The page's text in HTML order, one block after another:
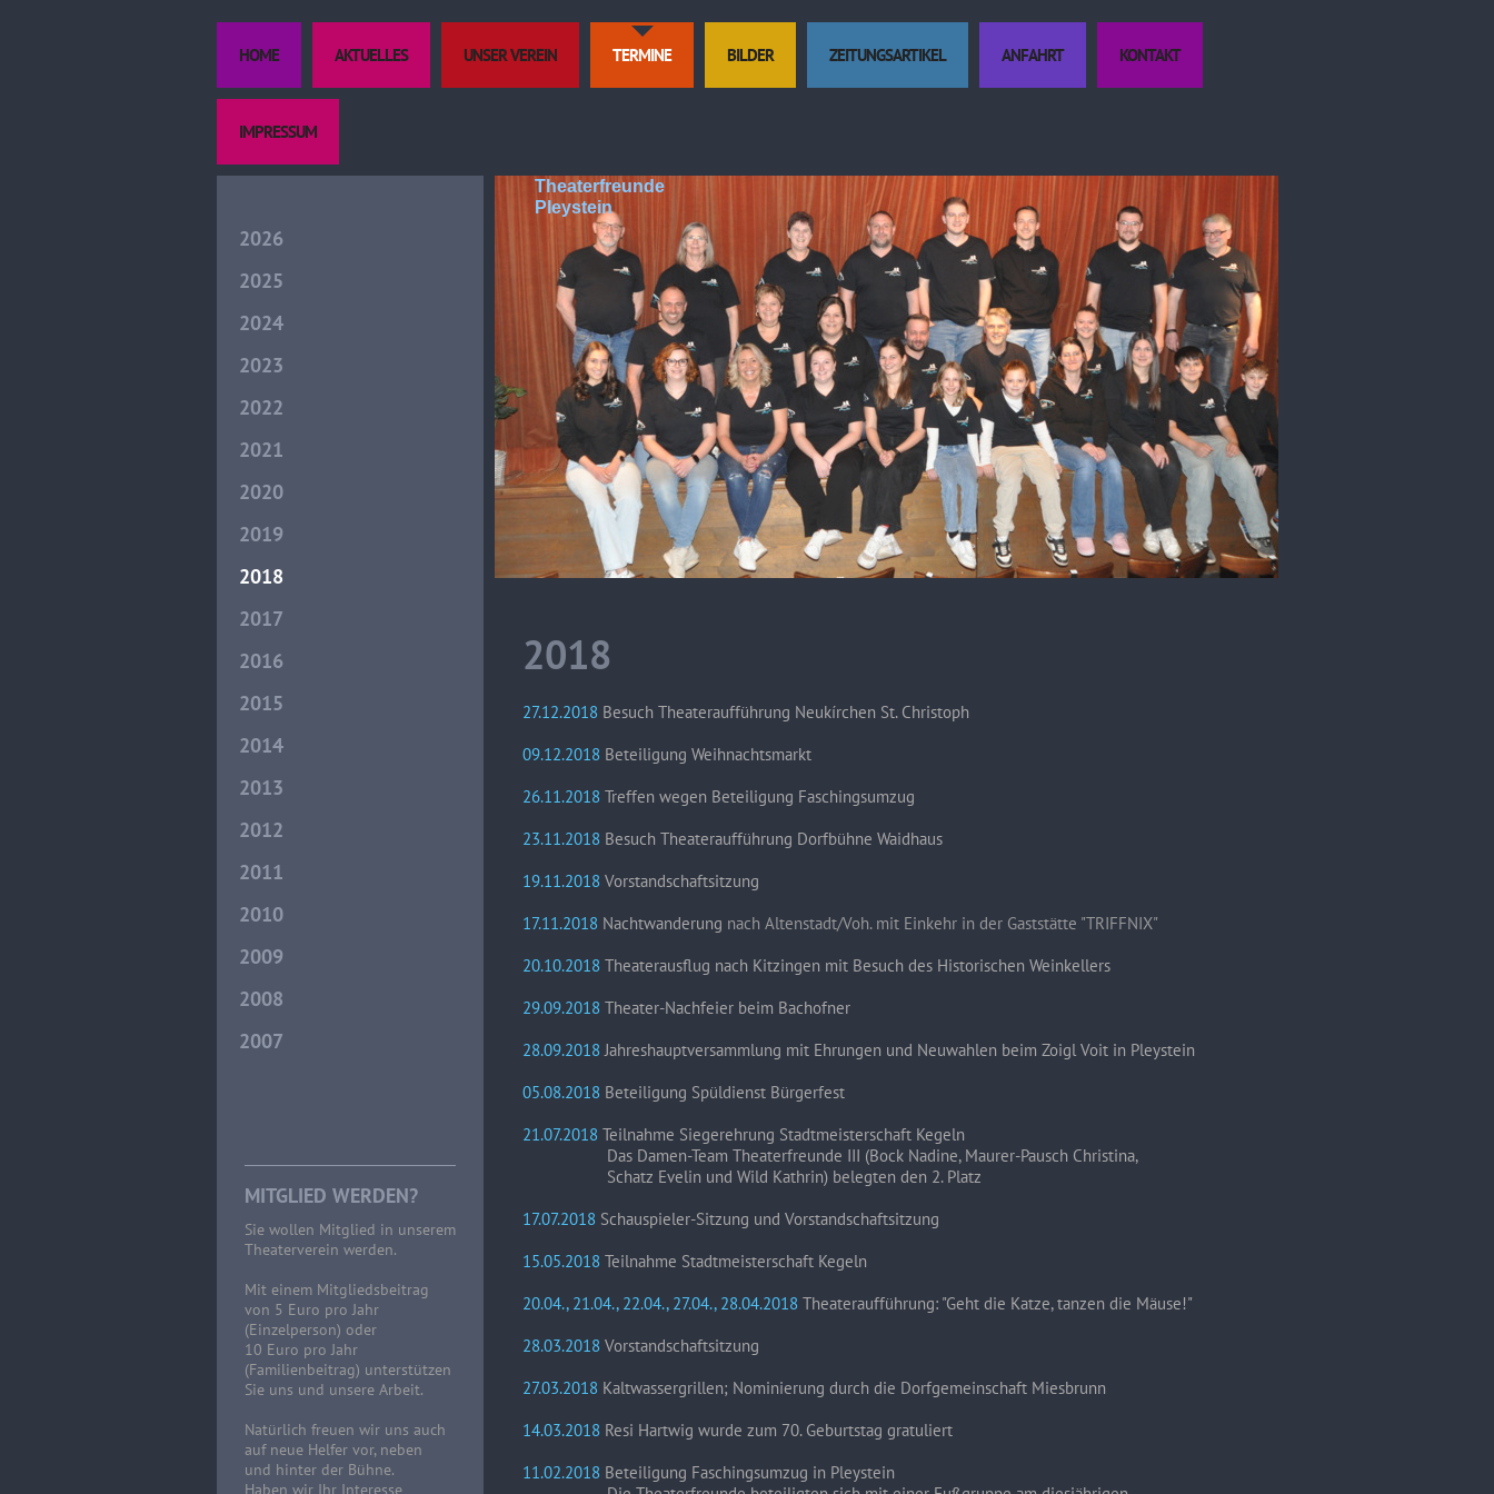
HOME AKTUELLES UNSER VEREIN TERMINE BILDER ZEITUNGSARTIKEL ANFAHRT KONTAKT
IMPRESSUM
2026
2025
2024
2023
2022
2021
2020
2019
2018
2017
2016
2015
2014
2013
2012
2011
2010
2009
2008
2007
MITGLIED WERDEN?
Sie wollen Mitglied in unserem
Theaterverein werden.
Mit einem Mitgliedsbeitrag
von 5 Euro pro Jahr
(Einzelperson) oder
10 Euro pro Jahr
(Familienbeitrag) unterstützen
Sie uns und unsere Arbeit.
Natürlich freuen wir uns auch
auf neue Helfer vor, neben
und hinter der Bühne.
Haben wir Ihr Interesse
Theaterfreunde
Pleystein
2018
27.12.2018 Besuch Theateraufführung Neukírchen St. Christoph
09.12.2018 Beteiligung Weihnachtsmarkt
26.11.2018 Treffen wegen Beteiligung Faschingsumzug
23.11.2018 Besuch Theateraufführung Dorfbühne Waidhaus
19.11.2018 Vorstandschaftsitzung
17.11.2018 Nachtwanderung nach Altenstadt/Voh. mit Einkehr in der Gaststätte "TRIFFNIX"
20.10.2018 Theaterausflug nach Kitzingen mit Besuch des Historischen Weinkellers
29.09.2018 Theater-Nachfeier beim Bachofner
28.09.2018 Jahreshauptversammlung mit Ehrungen und Neuwahlen beim Zoigl Voit in Pleystein
05.08.2018 Beteiligung Spüldienst Bürgerfest
21.07.2018 Teilnahme Siegerehrung Stadtmeisterschaft Kegeln
Das Damen-Team Theaterfreunde III (Bock Nadine, Maurer-Pausch Christina,
Schatz Evelin und Wild Kathrin) belegten den 2. Platz
17.07.2018 Schauspieler-Sitzung und Vorstandschaftsitzung
15.05.2018 Teilnahme Stadtmeisterschaft Kegeln
20.04., 21.04., 22.04., 27.04., 28.04.2018 Theateraufführung: "Geht die Katze, tanzen die Mäuse!"
28.03.2018 Vorstandschaftsitzung
27.03.2018 Kaltwassergrillen; Nominierung durch die Dorfgemeinschaft Miesbrunn
14.03.2018 Resi Hartwig wurde zum 70. Geburtstag gratuliert
11.02.2018 Beteiligung Faschingsumzug in Pleystein